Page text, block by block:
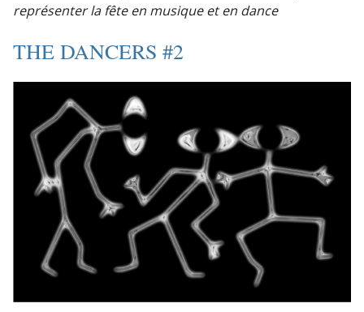
représenter la fête en musique et en dance
THE DANCERS #2